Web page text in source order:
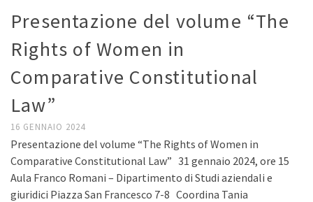
Presentazione del volume “The
Rights of Women in
Comparative Constitutional
Law”
16 GENNAIO 2024
Presentazione del volume “The Rights of Women in
Comparative Constitutional Law” 31 gennaio 2024, ore 15
Aula Franco Romani – Dipartimento di Studi aziendali e
giuridici Piazza San Francesco 7-8 Coordina Tania